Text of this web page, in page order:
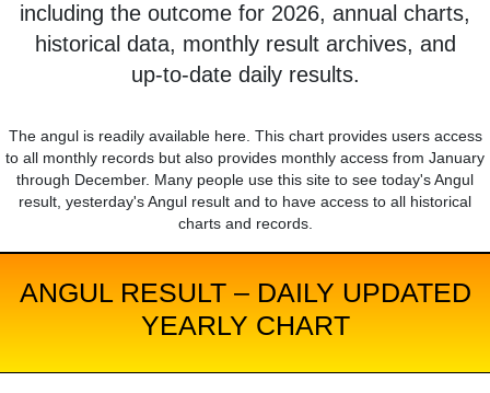
including the outcome for 2026, annual charts,
historical data, monthly result archives, and
up-to-date daily results.
The angul is readily available here. This chart provides users access
to all monthly records but also provides monthly access from January
through December. Many people use this site to see today's Angul
result, yesterday's Angul result and to have access to all historical
charts and records.
ANGUL RESULT – DAILY UPDATED
YEARLY CHART